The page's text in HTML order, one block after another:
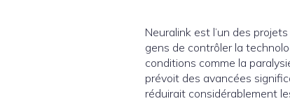
Neuralink est l’un des
gens de contrôler la
conditions comme la
prévoit des avancées
réduirait considérablement